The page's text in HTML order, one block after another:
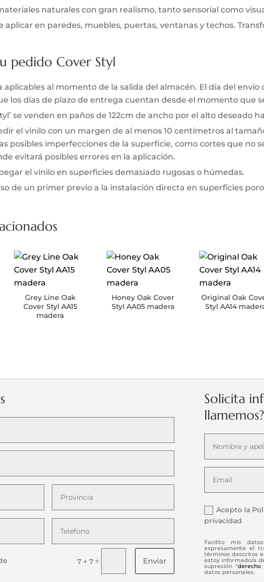
naturales con gran realismo, tanto sensorial como
aplicar en paredes, muebles, puertas, ventanas y techos.
pedido Cover Styl
aplicables al momento de la salida del almacén. El día del
los días de plazo de entrega cuentan desde el momento que
se venden en paños de 122cm de ancho por el alto deseado
el vinilo con un margen de al menos 10 centímetros al
posibles imperfecciones de la superficie, como cortes que no
evitará posibles errores en la aplicación.
el vinilo en superficies demasiado rugosas o húmedas.
de un primer previo a la instalación directa en superficies
Grey Line Oak
Cover Styl AA15
madera
Honey Oak Cover
Styl AA05 madera
Original Oak
Styl AA14
7 + 7 = Enviar
Solicita
llamemos?
Acepto la
privacidad
Facilito mis
expresamente el
términos descritos
estoy informado/a
supresión “
datos personales.